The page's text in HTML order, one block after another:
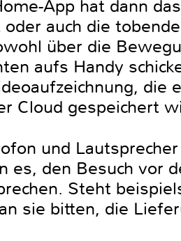
App hat dann
auch die
über die
aufs Handy
die
Cloud gespeichert
und
es, den Besuch vor
Steht
sie bitten, die